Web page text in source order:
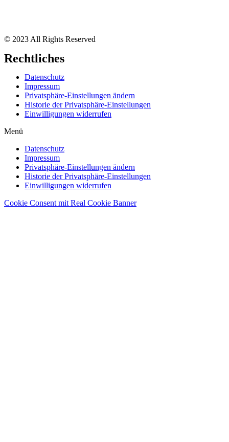
© 2023 All Rights Reserved
Rechtliches
Datenschutz
Impressum
Privatsphäre-Einstellungen ändern
Historie der Privatsphäre-Einstellungen
Einwilligungen widerrufen
Menü
Datenschutz
Impressum
Privatsphäre-Einstellungen ändern
Historie der Privatsphäre-Einstellungen
Einwilligungen widerrufen
Cookie Consent mit Real Cookie Banner